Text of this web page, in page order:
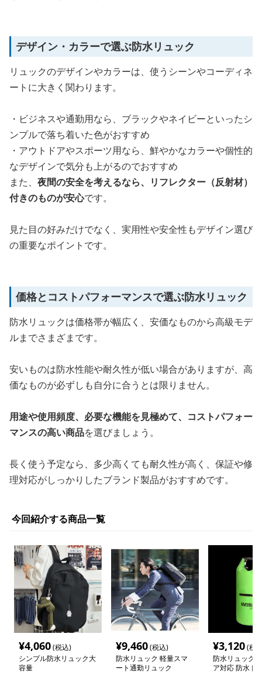
デザイン・カラーで選ぶ防水リュック
リュックのデザインやカラーは、使うシーンやコーディネ
ートに大きく関わります。
・ビジネスや通勤用なら、ブラックやネイビーといったシ
ンプルで落ち着いた色がおすすめ
・アウトドアやスポーツ用なら、鮮やかなカラーや個性的
なデザインで気分も上がるのでおすすめ
また、 夜間の安全を考えるなら、リフレクター（反射材）
付きのものが安心です。
見た目の好みだけでなく、実用性や安全性もデザイン選び
の重要なポイントです。
価格とコストパフォーマンスで選ぶ防水リュック
防水リュックは価格帯が幅広く、安価なものから高級モデ
ルまでさまざまです。
安いものは防水性能や耐久性が低い場合がありますが、高
価なものが必ずしも自分に合うとは限りません。
用途や使用頻度、必要な機能を見極めて、コストパフォー
マンスの高い商品を選びましょう。
長く使う予定なら、多少高くても耐久性が高く、保証や修
理対応がしっかりしたブランド製品がおすすめです。
今回紹介する商品一覧
¥4,060(税込)
シンプル防水リュック大
容量
¥9,460(税込)
防水リュック 軽量スマ
ート通勤リュック
¥3,120(税
防水リュック
ア対応 防水ド